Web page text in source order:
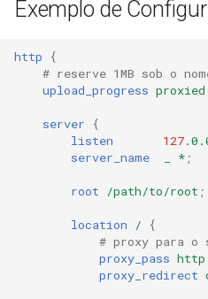
Exemplo de
http
{
# reserve 1MB sob o
upload_progress proxied
server
{
listen
127
server_name
* ;
root /path/to/root ;
location /
{
# proxy para o
proxy_pass
proxy_redirect